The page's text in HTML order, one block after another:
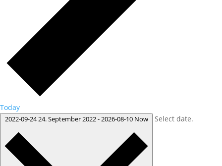
Today
2022-09-2424. September 2022-2026-08-10 Now Select date.